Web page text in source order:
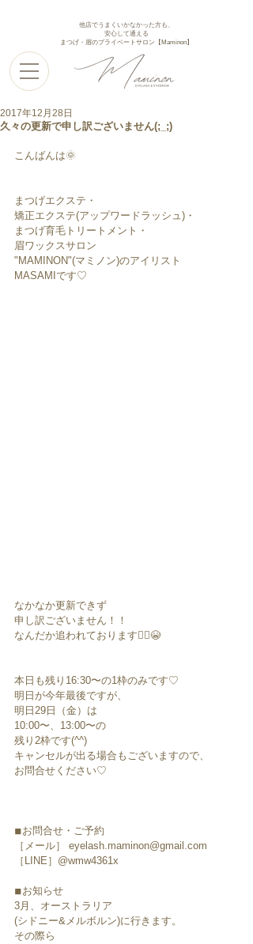
他店でうまくいかなかった方も、
安心して通える
まつげ・眉のプライベートサロン【Maminon】
久々の更新で申し訳ございません(;_;)
2017年12月28日
こんばんは🌞
まつげエクステ・
矯正エクステ(アップワードラッシュ)・
まつげ育毛トリートメント・
眉ワックスサロン
"MAMINON"(マミノン)のアイリスト
MASAMIです♡
なかなか更新できず
申し訳ございません！！
なんだか追われております🏃‍♀️😭
本日も残り16:30〜の1枠のみです♡
明日が今年最後ですが、
明日29日（金）は
10:00〜、13:00〜の
残り2枠です(^^)
キャンセルが出る場合もございますので、
お問合せください♡
◾︎お問合せ・ご予約
［メール］ eyelash.maminon@gmail.com
［LINE］@wmw4361x
◾︎お知らせ
3月、オーストラリア
(シドニー&メルボルン)に行きます。
その際ら